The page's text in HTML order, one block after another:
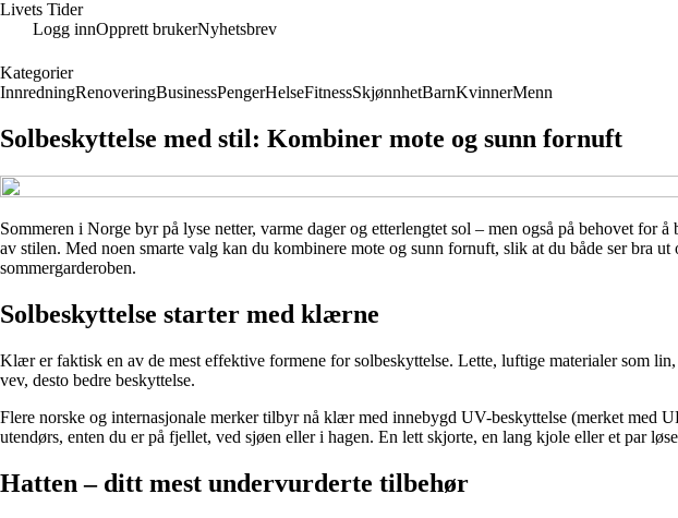
Livets Tider
Logg innOpprett brukerNyhetsbrev
Kategorier
InnredningRenoveringBusinessPengerHelseFitnessSkjønnhetBarnKvinnerMenn
Solbeskyttelse med stil: Kombiner mote og sunn fornuft
Sommeren i Norge byr på lyse netter, varme dager og etterlengtet sol – men også på behovet
av stilen. Med noen smarte valg kan du kombinere mote og sunn fornuft, slik at du både ser bra
sommergarderoben.
Solbeskyttelse starter med klærne
Klær er faktisk en av de mest effektive formene for solbeskyttelse. Lette, luftige materialer som
vev, desto bedre beskyttelse.
Flere norske og internasjonale merker tilbyr nå klær med innebygd UV-beskyttelse (merket
utendørs, enten du er på fjellet, ved sjøen eller i hagen. En lett skjorte, en lang kjole eller et par
Hatten – ditt mest undervurderte tilbehør